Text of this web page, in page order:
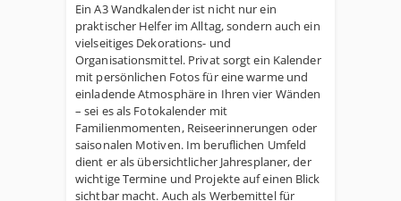
Ein A3 Wandkalender ist nicht nur ein
praktischer Helfer im Alltag, sondern auch ein
vielseitiges Dekorations- und
Organisationsmittel. Privat sorgt ein Kalender
mit persönlichen Fotos für eine warme und
einladende Atmosphäre in Ihren vier Wänden
– sei es als Fotokalender mit
Familienmomenten, Reiseerinnerungen oder
saisonalen Motiven. Im beruflichen Umfeld
dient er als übersichtlicher Jahresplaner, der
wichtige Termine und Projekte auf einen Blick
sichtbar macht. Auch als Werbemittel für